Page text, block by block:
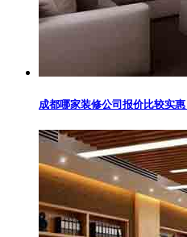
成都哪家装修公司报价比较实